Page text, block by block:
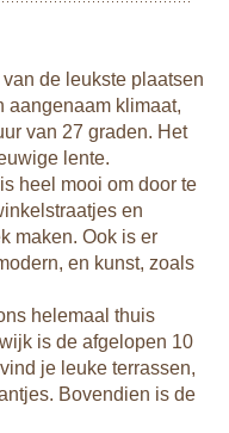
de leukste plaatsen
aangenaam klimaat,
van 27 graden. Het
lente.
heel mooi om door te
en
maken. Ook is er
en kunst, zoals
helemaal thuis
is de afgelopen 10
je leuke terrassen,
Bovendien is de